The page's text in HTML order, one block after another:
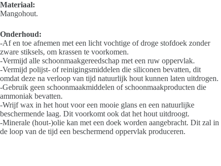
Materiaal:
Mangohout.
Onderhoud:
-Af en toe afnemen met een licht vochtige of droge stofdoek zonder
zware stiksels, om krassen te voorkomen.
-Vermijd alle schoonmaakgereedschap met een ruw oppervlak.
-Vermijd polijst- of reinigingsmiddelen die siliconen bevatten, dit
omdat deze na verloop van tijd natuurlijk hout kunnen laten uitdrogen.
-Gebruik geen schoonmaakmiddelen of schoonmaakproducten die
ammoniak bevatten.
-Wrijf wax in het hout voor een mooie glans en een natuurlijke
beschermende laag. Dit voorkomt ook dat het hout uitdroogt.
-Minerale (hout-)olie kan met een doek worden aangebracht. Dit zal in
de loop van de tijd een beschermend oppervlak produceren.